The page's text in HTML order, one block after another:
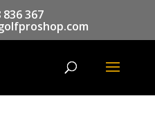
836 367